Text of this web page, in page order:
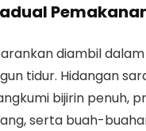
diambil
tidur. Hidangan
bijirin penuh,
serta buah-